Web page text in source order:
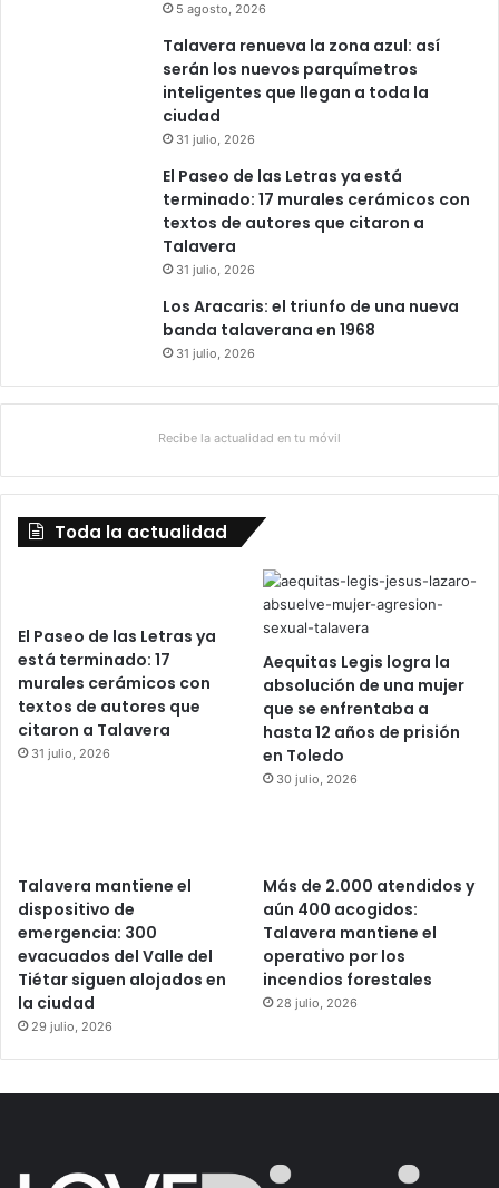
5 agosto, 2026
Talavera renueva la zona azul: así
serán los nuevos parquímetros
inteligentes que llegan a toda la
ciudad
31 julio, 2026
El Paseo de las Letras ya está
terminado: 17 murales cerámicos con
textos de autores que citaron a
Talavera
31 julio, 2026
Los Aracaris: el triunfo de una nueva
banda talaverana en 1968
31 julio, 2026
Recibe la actualidad en tu móvil
Toda la actualidad
El Paseo de las Letras ya
está terminado: 17
murales cerámicos con
textos de autores que
citaron a Talavera
31 julio, 2026
Aequitas Legis logra la
absolución de una mujer
que se enfrentaba a
hasta 12 años de prisión
en Toledo
30 julio, 2026
Talavera mantiene el
dispositivo de
emergencia: 300
evacuados del Valle del
Tiétar siguen alojados en
la ciudad
29 julio, 2026
Más de 2.000 atendidos y
aún 400 acogidos:
Talavera mantiene el
operativo por los
incendios forestales
28 julio, 2026